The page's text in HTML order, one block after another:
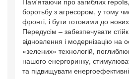
боротьбу з агресором, у тому
фронті, і бути готовими до
Передусім – забезпечувати
відновлення і модернізацію на
«зелених» технологій,
нашого енергоринку,
та підвищувати